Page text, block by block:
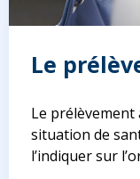
Le
Le prélèvement
situation de
l’indiquer sur